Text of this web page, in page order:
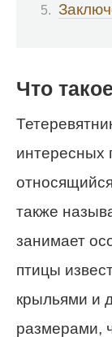
Что
интересных
также
занимает
птицы
крыльями и
размерами,